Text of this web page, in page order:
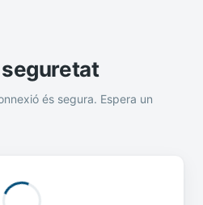
és segura. Espera un